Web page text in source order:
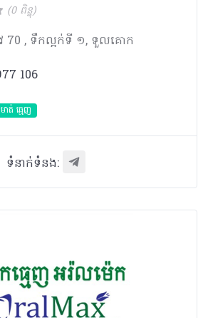
(0 ពិន្ទុ)
លូវ 70 , ទឹកល្អក់ទី ១, ទួលគោក
106
មាត់ ធ្មេញ
ទំនាក់ទំនង: